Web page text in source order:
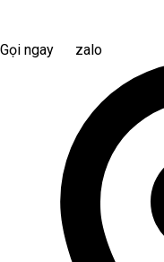
Gọi ngay zalo